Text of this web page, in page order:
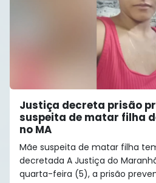
Justiça decreta prisão
suspeita de matar filha
no MA
Mãe suspeita de matar filha
decretada A Justiça do
quarta-feira (5), a prisão